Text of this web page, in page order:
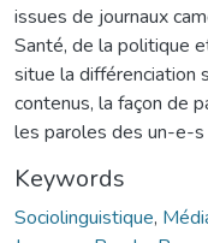
issues de journaux
Santé, de la politique
situe la différenciation
contenus, la façon de
les paroles des un-e-
Keywords
Sociolinguistique,